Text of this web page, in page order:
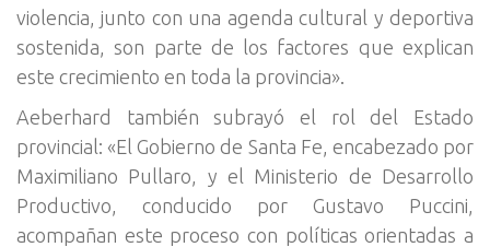
violencia, junto con una agenda cultural y deportiva
sostenida, son parte de los factores que explican
este crecimiento en toda la provincia».
Aeberhard también subrayó el rol del Estado
provincial: «El Gobierno de Santa Fe, encabezado por
Maximiliano Pullaro, y el Ministerio de Desarrollo
Productivo, conducido por Gustavo Puccini,
acompañan este proceso con políticas orientadas a